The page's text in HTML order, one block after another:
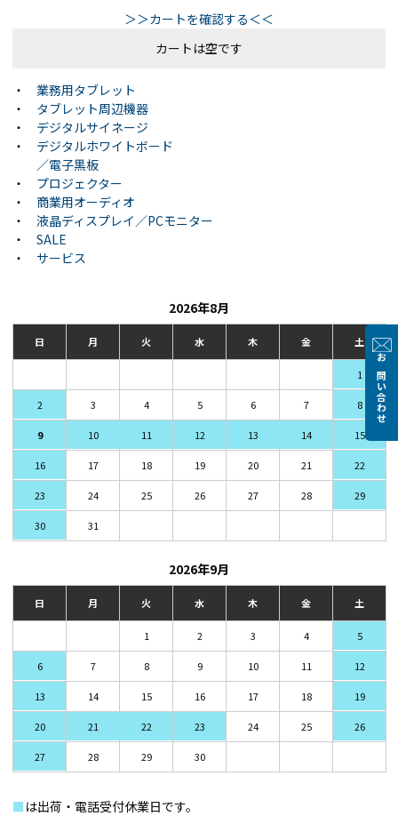
お問い合わせ
＞＞カートを確認する＜＜
カートは空です
・
業務用タブレット
・
タブレット周辺機器
・
デジタルサイネージ
・
デジタルホワイトボード
／電子黒板
・
プロジェクター
・
商業用オーディオ
・
液晶ディスプレイ／PCモニター
・
SALE
・
サービス
2026年8月
日 月 火 水 木 金 土
1
2 3 4 5 6 7 8
9 10 11 12 13 14 15
16 17 18 19 20 21 22
23 24 25 26 27 28 29
30 31
2026年9月
日 月 火 水 木 金 土
1 2 3 4 5
6 7 8 9 10 11 12
13 14 15 16 17 18 19
20 21 22 23 24 25 26
27 28 29 30
■ は出荷・電話受付休業日です。